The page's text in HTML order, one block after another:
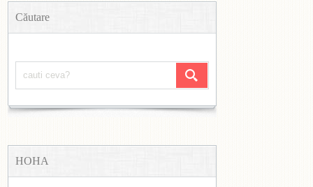
Căutare
HOHA